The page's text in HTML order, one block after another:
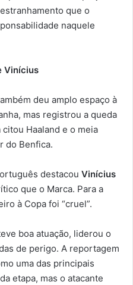
que o
naquele
Vinícius
deu amplo espaço à
mas registrou a queda
Haaland e o meia
do Benfica.
destacou Vinícius
que o Marca. Para a
à Copa foi “cruel”.
boa atuação, liderou o
de perigo. A reportagem
uma das principais
etapa, mas o atacante